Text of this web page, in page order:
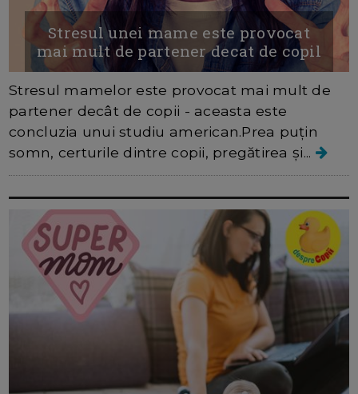
Stresul unei mame este provocat
mai mult de partener decat de copil
Stresul mamelor este provocat mai mult de
partener decât de copii - aceasta este
concluzia unui studiu american.Prea puțin
somn, certurile dintre copii, pregătirea și...